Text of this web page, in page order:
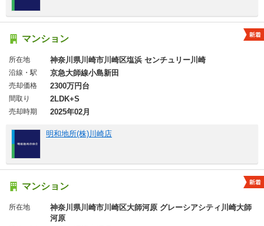
マンション
所在地 神奈川県川崎市川崎区塩浜 センチュリー川崎
沿線・駅 京急大師線小島新田
売却価格 2300万円台
間取り 2LDK+S
売却時期 2025年02月
明和地所(株)川崎店
マンション
所在地
神奈川県川崎市川崎区大師河原 グレーシアシティ川崎大師
河原